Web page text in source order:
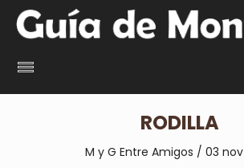
RODILLA
M y G Entre Amigos / 03 nov